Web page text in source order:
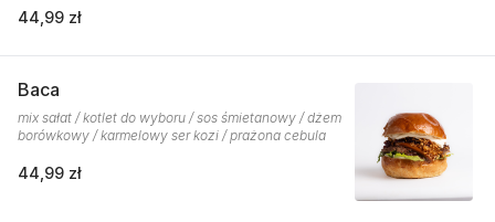
44,99 zł
Baca
mix sałat / kotlet do wyboru / sos śmietanowy / dżem
borówkowy / karmelowy ser kozi / prażona cebula
44,99 zł